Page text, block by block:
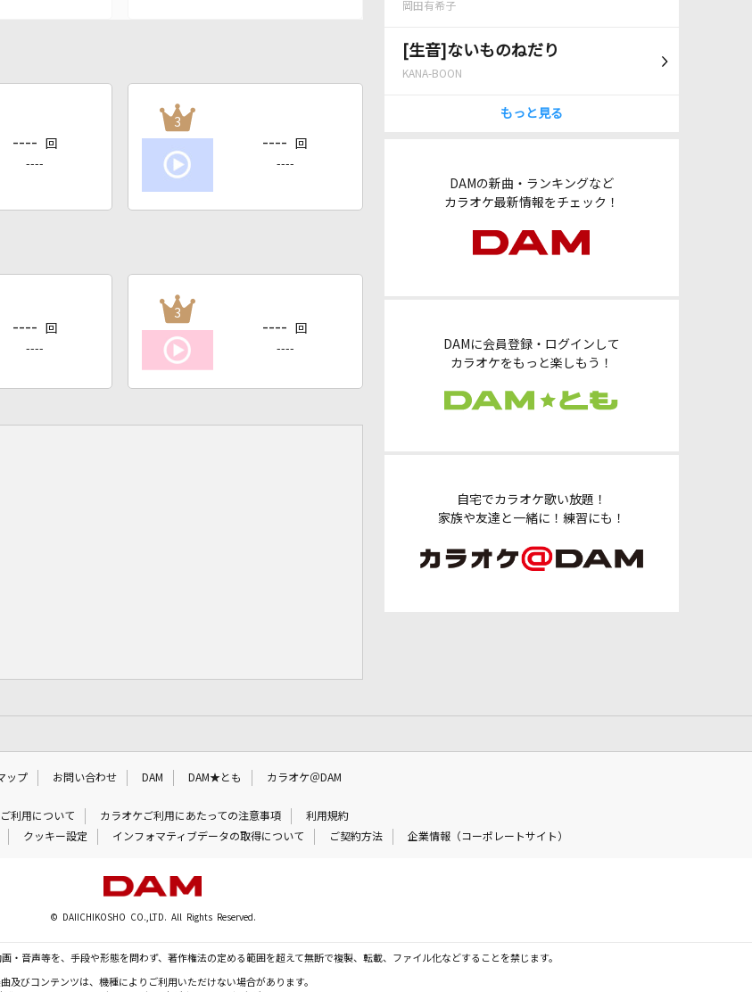
岡田有希子
[生音]ないものねだり
KANA-BOON
もっと見る
DAMの新曲・ランキングなど
カラオケ最新情報をチェック！
DAMに会員登録・ログインして
カラオケをもっと楽しもう！
自宅でカラオケ歌い放題！
家族や友達と一緒に！練習にも！
---- 回
----
3
---- 回
----
---- 回
----
3
---- 回
----
ップ お問い合わせ DAM DAM★とも カラオケ＠DAM
利用について カラオケご利用にあたっての注意事項
利用規約
クッキー設定 インフォマティブデータの取得について ご契約方法 企業情報（コーポレートサイト）
© DAIICHIKOSHO CO.,LTD. All Rights Reserved.
・音声等を、手段や形態を問わず、著作権法の定める範囲を超えて無断で複製、転載、ファイル化などすることを禁じます。
及びコンテンツは、機種によりご利用いただけない場合があります。